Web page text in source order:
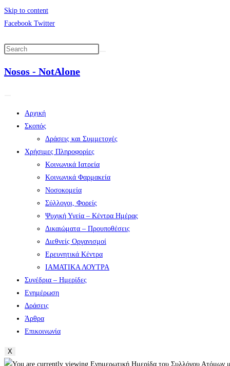
Skip to content
Facebook Twitter
Nosos - NotAlone
Αρχική
Σκοπός
Δράσεις και Συμμετοχές
Χρήσιμες Πληροφορίες
Κοινωνικά Ιατρεία
Κοινωνικά Φαρμακεία
Νοσοκομεία
Σύλλογοι, Φορείς
Ψυχική Υγεία – Κέντρα Ημέρας
Δικαιώματα – Προυποθέσεις
Διεθνείς Οργανισμοί
Ερευνητικά Κέντρα
ΙΑΜΑΤΙΚΑ ΛΟΥΤΡΑ
Συνέδρια – Ημερίδες
Ενημέρωση
Δράσεις
Άρθρα
Επικοινωνία
X